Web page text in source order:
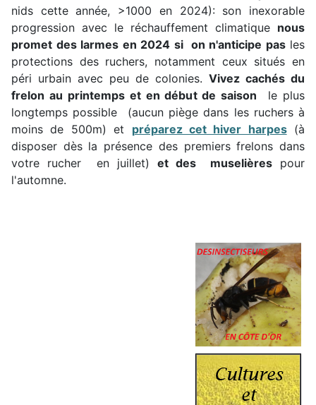
nids cette année, >1000 en 2024): son inexorable
progression avec le réchauffement climatique nous
promet des larmes en 2024 si on n'anticipe pasles
protections des ruchers, notamment ceux situés en
péri urbain avec peu de colonies. Vivez cachés du
frelon au printemps et en début de saison le plus
longtemps possible (aucun piège dans les ruchers à
moins de 500m) et préparez cet hiver harpes(à
disposer dès la présence des premiers frelons dans
votre rucher en juillet) et des muselières pour
l'automne.